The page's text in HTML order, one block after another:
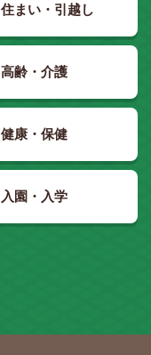
住まい・引越し
高齢・介護
健康・保健
入園・入学